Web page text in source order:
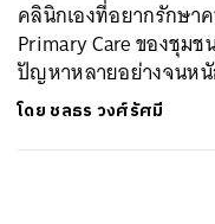
คลินิกเองที่อยากรักษา
Primary Care ของชุม
ปัญหาหลายอย่างจนห
โดย ชลธร วงศ์รัศมี